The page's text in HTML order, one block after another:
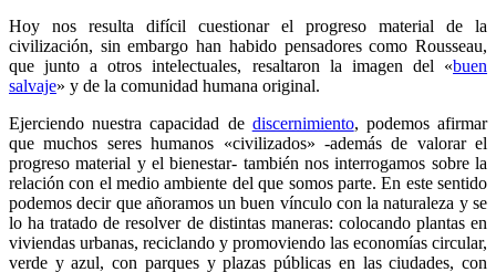
Hoy nos resulta difícil cuestionar el progreso material de la
civilización, sin embargo han habido pensadores como Rousseau,
que junto a otros intelectuales, resaltaron la imagen del «buen
salvaje» y de la comunidad humana original.
Ejerciendo nuestra capacidad de discernimiento, podemos afirmar
que muchos seres humanos «civilizados» -además de valorar el
progreso material y el bienestar- también nos interrogamos sobre la
relación con el medio ambiente del que somos parte. En este sentido
podemos decir que añoramos un buen vínculo con la naturaleza y se
lo ha tratado de resolver de distintas maneras: colocando plantas en
viviendas urbanas, reciclando y promoviendo las economías circular,
verde y azul, con parques y plazas públicas en las ciudades, con